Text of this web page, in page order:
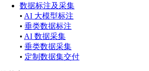
数据标注及采集
• AI 大模型标注
• 垂类数据标注
• AI 数据采集
• 垂类数据采集
• 定制数据集交付